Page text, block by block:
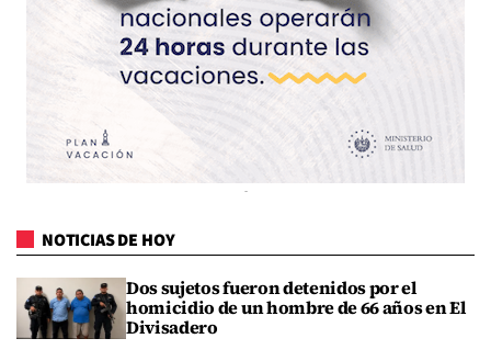
NOTICIAS DE HOY
Dos sujetos fueron detenidos por el
homicidio de un hombre de 66 años en El
Divisadero